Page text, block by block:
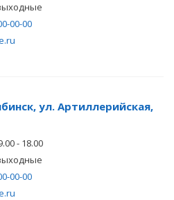
00-00
ул. Артиллерийская,
- 18.00
00-00